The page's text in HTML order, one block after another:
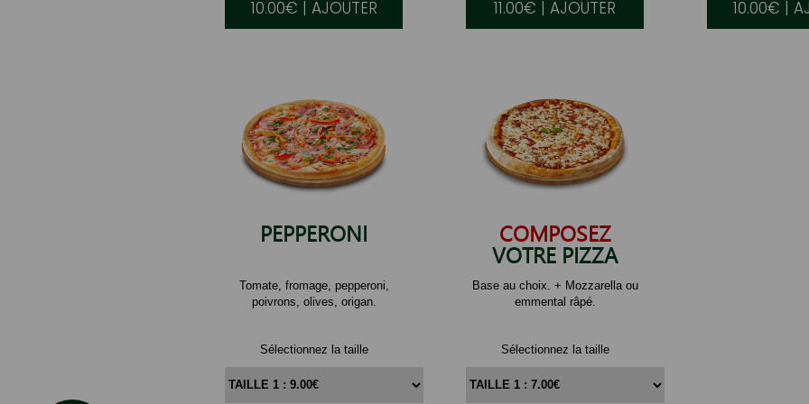
10.00€ | AJOUTER 11.00€ | AJOUTER 10.00€ |
PEPPERONI
Tomate, fromage, pepperoni,
poivrons, olives, origan.
Sélectionnez la taille
COMPOSEZ
VOTRE PIZZA
Base au choix. + Mozzarella ou
emmental râpé.
Sélectionnez la taille